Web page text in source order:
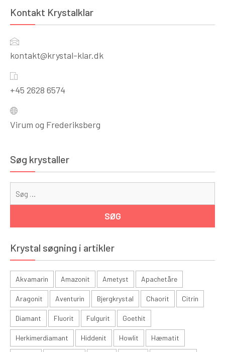
Kontakt Krystalklar
kontakt@krystal-klar.dk
+45 2628 6574
Virum og Frederiksberg
Søg krystaller
Krystal søgning i artikler
Akvamarin Amazonit Ametyst Apachetåre
Aragonit Aventurin Bjergkrystal Chaorit Citrin
Diamant Fluorit Fulgurit Goethit
Herkimerdiamant Hiddenit Howlit Hæmatit